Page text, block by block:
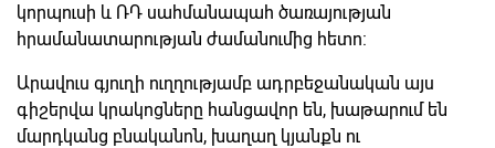
կորպուսի և ՌԴ սահմանապահ ծառայության
հրամանատարության ժամանումից հետո:
Արավուս գյուղի ուղղությամբ ադրբեջանական այս
գիշերվա կրակոցները հանցավոր են, խաթարում են
մարդկանց բնականոն, խաղաղ կյանքն ու